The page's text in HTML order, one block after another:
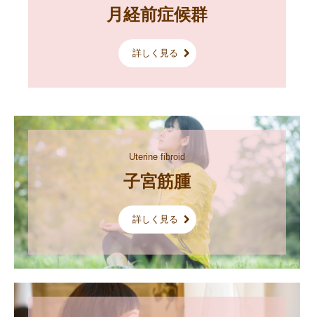
月経前症候群
詳しく見る
Uterine fibroid
子宮筋腫
詳しく見る